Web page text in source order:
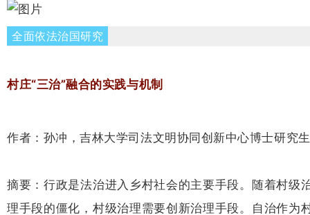
全面依法治国研究
村庄“三治”融合的实践与机制
作者：孙冲，吉林大学司法文明协同创新中心博士研究
摘要：行政是法治进入乡村社会的主要手段。随着村
理手段的僵化，村级治理需要创新治理手段。自治作